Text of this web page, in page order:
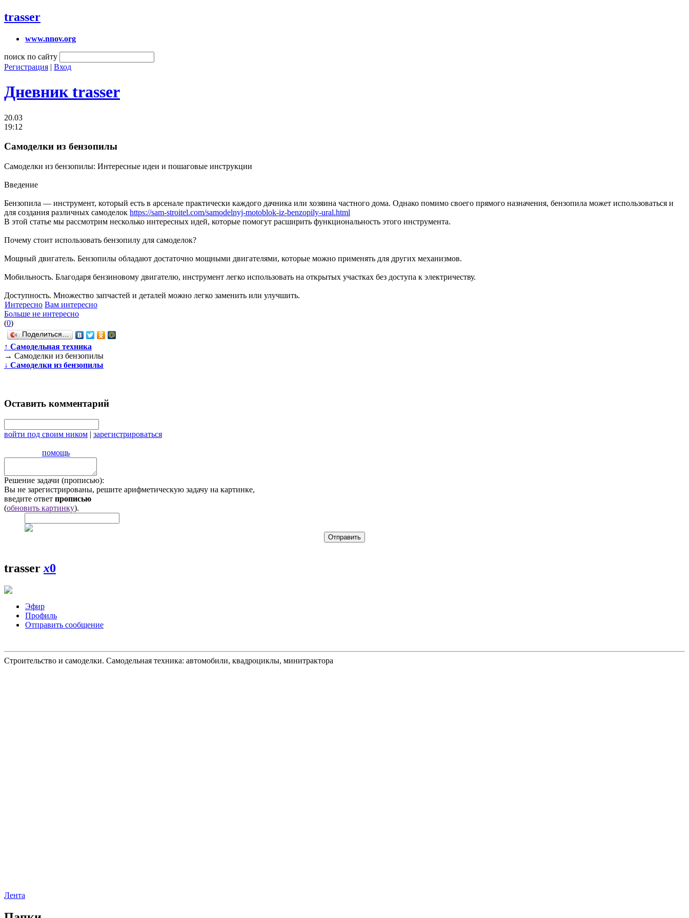
trasser
www.nnov.org
поиск по сайту
Регистрация | Вход
Дневник trasser
20.03
19:12
Самоделки из бензопилы
Самоделки из бензопилы: Интересные идеи и пошаговые инструкции
Введение
Бензопила — инструмент, который есть в арсенале практически каждого дачника или хозяина частного дома. Однако помимо своего прямого назначения, бензопила может использоваться и
для создания различных самоделок https://sam-stroitel.com/samodelnyj-motoblok-iz-benzopily-ural.html
В этой статье мы рассмотрим несколько интересных идей, которые помогут расширить функциональность этого инструмента.
Почему стоит использовать бензопилу для самоделок?
Мощный двигатель. Бензопилы обладают достаточно мощными двигателями, которые можно применять для других механизмов.
Мобильность. Благодаря бензиновому двигателю, инструмент легко использовать на открытых участках без доступа к электричеству.
Доступность. Множество запчастей и деталей можно легко заменить или улучшить.
Интересно Вам интересно
Больше не интересно
(0)
Поделиться…
↑ Самодельная техника
→ Самоделки из бензопилы
↓ Самоделки из бензопилы
Оставить комментарий
войти под своим ником | зарегистрироваться
помощь
Решение задачи (прописью):
Вы не зарегистрированы, решите арифметическую задачу на картинке,
введите ответ прописью
(обновить картинку).
trasserx0
Эфир
Профиль
Отправить сообщение
Строительство и самоделки. Самодельная техника: автомобили, квадроциклы, минитрактора
Лента